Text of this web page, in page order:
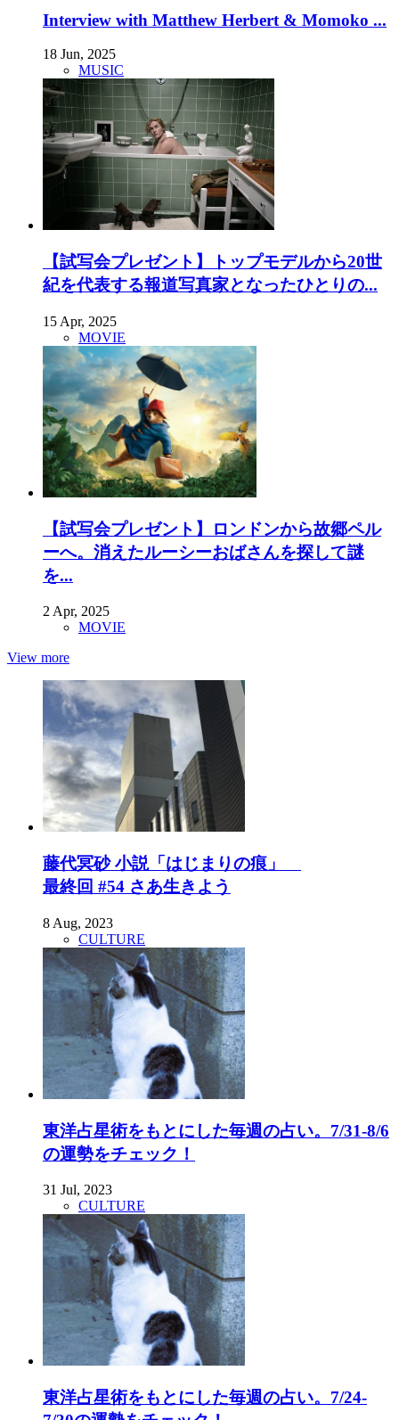
Interview with Matthew Herbert & Momoko ...
18 Jun, 2025
MUSIC
【試写会プレゼント】トップモデルから20世
紀を代表する報道写真家となったひとりの...
15 Apr, 2025
MOVIE
【試写会プレゼント】ロンドンから故郷ペル
ーへ。消えたルーシーおばさんを探して謎
を...
2 Apr, 2025
MOVIE
View more
藤代冥砂 小説「はじまりの痕」
最終回 #54 さあ生きよう
8 Aug, 2023
CULTURE
東洋占星術をもとにした毎週の占い。7/31-8/6
の運勢をチェック！
31 Jul, 2023
CULTURE
東洋占星術をもとにした毎週の占い。7/24-